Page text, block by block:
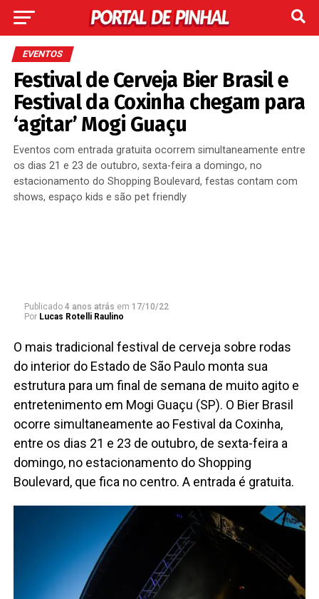
EVENTOS
Festival de Cerveja Bier Brasil e
Festival da Coxinha chegam para
‘agitar’ Mogi Guaçu
Eventos com entrada gratuita ocorrem simultaneamente entre
os dias 21 e 23 de outubro, sexta-feira a domingo, no
estacionamento do Shopping Boulevard, festas contam com
shows, espaço kids e são pet friendly
Publicado 4 anos atrás em 17/10/22
Por Lucas Rotelli Raulino
O mais tradicional festival de cerveja sobre rodas
do interior do Estado de São Paulo monta sua
estrutura para um final de semana de muito agito e
entretenimento em Mogi Guaçu (SP). O Bier Brasil
ocorre simultaneamente ao Festival da Coxinha,
entre os dias 21 e 23 de outubro, de sexta-feira a
domingo, no estacionamento do Shopping
Boulevard, que fica no centro. A entrada é gratuita.